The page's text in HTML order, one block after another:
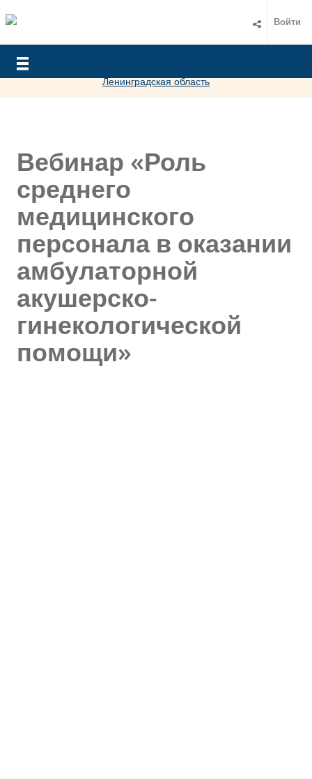
Войти
Ленинградская область
Вебинар «Роль
среднего
медицинского
персонала в оказании
амбулаторной
акушерско-
гинекологической
помощи»